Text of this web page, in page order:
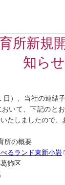
所新規
知らせ
）、当社の連結
いて、下記のと
たしましたので、
所の概要
るランド東新小岩
飾区